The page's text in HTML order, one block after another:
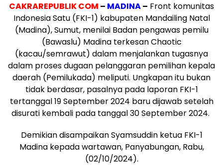
CAKRAREPUBLIK COM – MADINA– Front komunitas
Indonesia Satu (FKI-1) kabupaten Mandailing Natal
(Madina), Sumut, menilai Badan pengawas pemilu
(Bawaslu) Madina terkesan Chaotic
(kacau/semrawut) dalam menjalankan tugasnya
dalam proses dugaan pelanggaran pemilihan kepala
daerah (Pemilukada) meliputi. Ungkapan itu bukan
tidak berdasar, pasalnya pada laporan FKI-1
tertanggal 19 September 2024 baru dijawab setelah
disurati kembali pada tanggal 30 September 2024.
Demikian disampaikan Syamsuddin ketua FKI-1
Madina kepada wartawan, Panyabungan, Rabu,
(02/10/2024).